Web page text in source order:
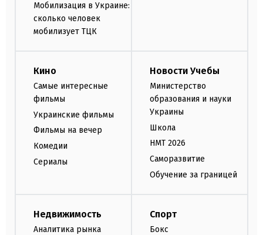
Мобилизация в Украине:
сколько человек
мобилизует ТЦК
Кино
Самые интересные
фильмы
Украинские фильмы
Фильмы на вечер
Комедии
Сериалы
Новости Учебы
Министерство
образования и науки
Украины
Школа
НМТ 2026
Саморазвитие
Обучение за границей
Недвижимость
Аналитика рынка
Спорт
Бокс